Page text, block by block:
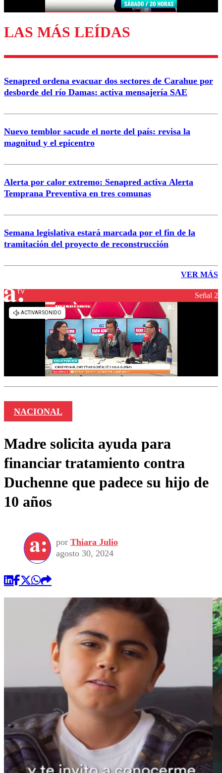
Enviar comentario
LAS MÁS LEÍDAS
Senapred ordena evacuar dos sectores de Carahue por
desborde del río Damas: activa mensajería SAE
Nuevo temblor sacude el norte del país: revisa la
magnitud y el epicentro
Alerta por calor extremo: Senapred activa Alerta
Temprana Preventiva en tres comunas
Semana legislativa estará marcada por el fin de la
tramitación del proyecto de reconstrucción
VER MÁS
Señal 2
NACIONAL
Madre solicita ayuda para
financiar tratamiento contra
Duchenne que padece su hijo de
10 años
por Thiara Julio
agosto 30, 2024